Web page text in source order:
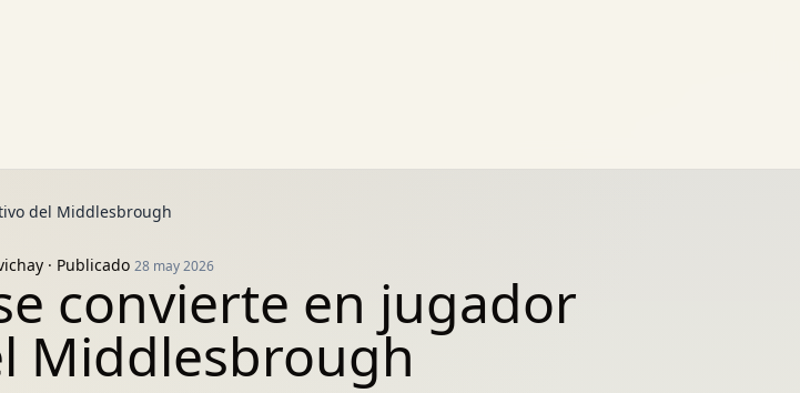
del Middlesbrough
· Publicado 28 may 2026
convierte en jugador
Middlesbrough